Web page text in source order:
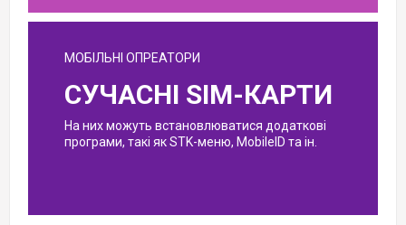
МОБІЛЬНІ ОПРЕАТОРИ
СУЧАСНІ SIM-КАРТИ
На них можуть встановлюватися додаткові
програми, такі як STK-меню, MobileID та ін.